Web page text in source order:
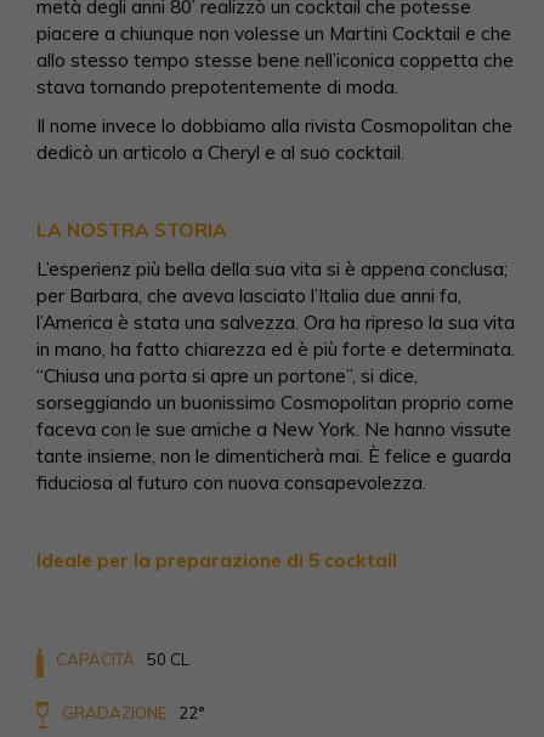
metà degli anni 80’ realizzò un cocktail che potesse
piacere a chiunque non volesse un Martini Cocktail e che
allo stesso tempo stesse bene nell’iconica coppetta che
stava tornando prepotentemente di moda.
Il nome invece lo dobbiamo alla rivista Cosmopolitan che
dedicò un articolo a Cheryl e al suo cocktail.
LA NOSTRA STORIA
L’esperienz più bella della sua vita si è appena conclusa;
per Barbara, che aveva lasciato l’Italia due anni fa,
l’America è stata una salvezza. Ora ha ripreso la sua vita
in mano, ha fatto chiarezza ed è più forte e determinata.
“Chiusa una porta si apre un portone”, si dice,
sorseggiando un buonissimo Cosmopolitan proprio come
faceva con le sue amiche a New York. Ne hanno vissute
tante insieme, non le dimenticherà mai. È felice e guarda
fiduciosa al futuro con nuova consapevolezza.
Ideale per la preparazione di 5 cocktail
CAPACITÀ 50 CL
GRADAZIONE 22°